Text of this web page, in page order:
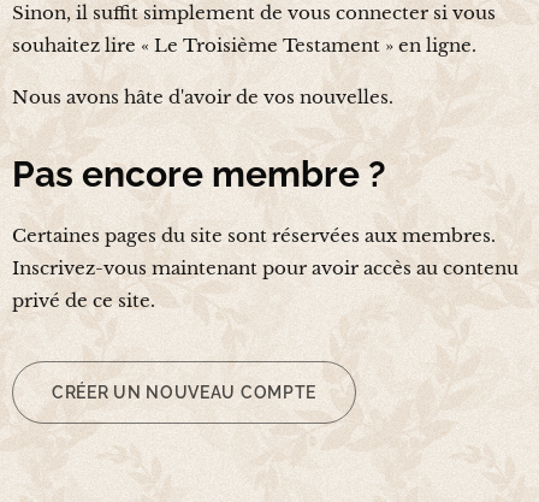
Sinon, il suffit simplement de vous connecter si vous
souhaitez lire « Le Troisième Testament » en ligne.
Nous avons hâte d'avoir de vos nouvelles.
Pas encore membre ?
Certaines pages du site sont réservées aux membres.
Inscrivez-vous maintenant pour avoir accès au contenu
privé de ce site.
CRÉER UN NOUVEAU COMPTE